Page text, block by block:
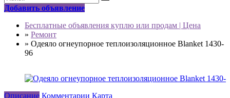
Добавить объявление
Бесплатные объявления куплю или продам | Цена
» Ремонт
» Одеяло огнеупорное теплоизоляционное Blanket 1430-
96
Описание Комментарии Карта